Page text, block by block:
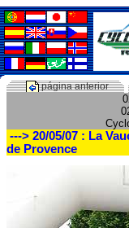
página anterior
---> 20/05/07 : La
de Provence